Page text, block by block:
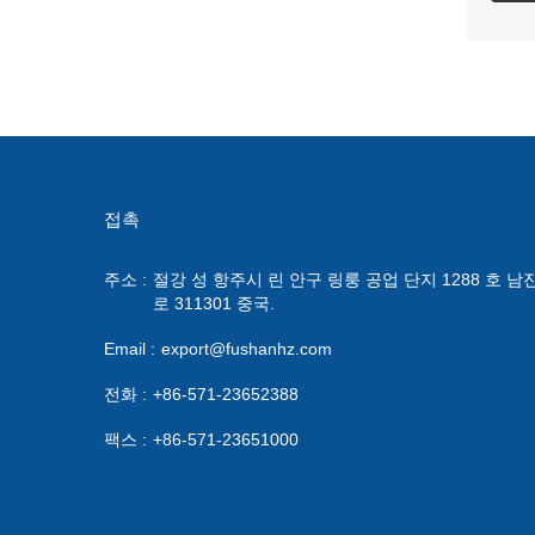
접촉
주소 : 절강 성 항주시 린 안구 링룽 공업 단지 1288 호 남
로 311301 중국.
Email : export@fushanhz.com
전화 : +86-571-23652388
팩스 : +86-571-23651000